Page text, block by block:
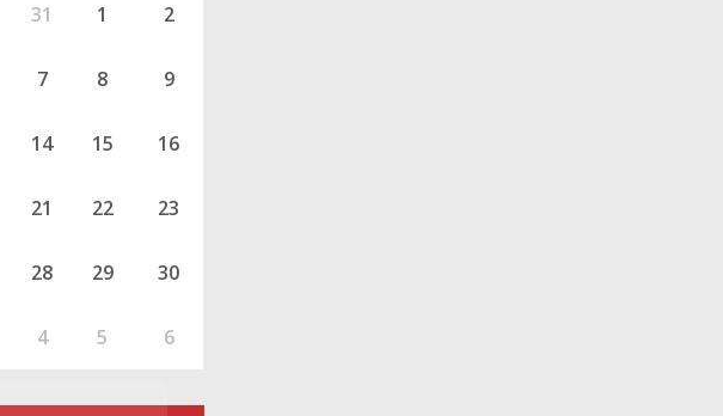
31 1 2
7 8 9
14 15 16
21 22 23
28 29 30
4 5 6